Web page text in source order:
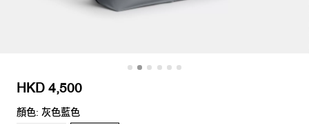
HKD 4,500
顏色: 灰色藍色